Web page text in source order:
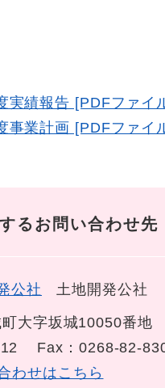
実績報告 [PDFファイ
事業計画 [PDFファイ
るお問い合わせ先
公社 土地開発公社
大字坂城10050番地
Fax：0268-82-
わせはこちら